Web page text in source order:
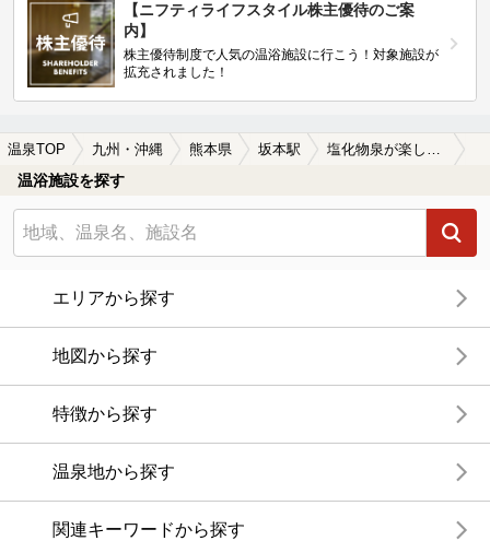
【ニフティライフスタイル株主優待のご案
内】
株主優待制度で人気の温浴施設に行こう！対象施設が
拡充されました！
温泉TOP 九州・沖縄 熊本県 坂本駅 塩化物泉が楽しめる坂本駅近くの温泉、日帰り温泉、スーパー銭湯おすすめ
温浴施設を探す
エリアから探す
地図から探す
特徴から探す
温泉地から探す
関連キーワードから探す